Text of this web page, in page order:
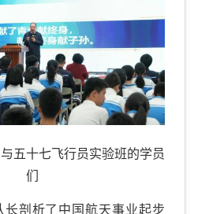
五十七飞行员实验班的学员
们
长剖析了中国航天事业起步